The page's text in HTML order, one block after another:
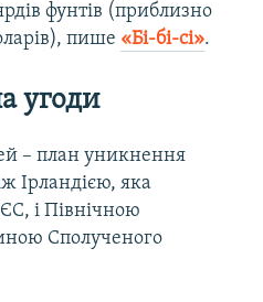
фунтів (приблизно
пише «Бі-бі-сі».
угоди
– план уникнення
Ірландією, яка
і Північною
Сполученого